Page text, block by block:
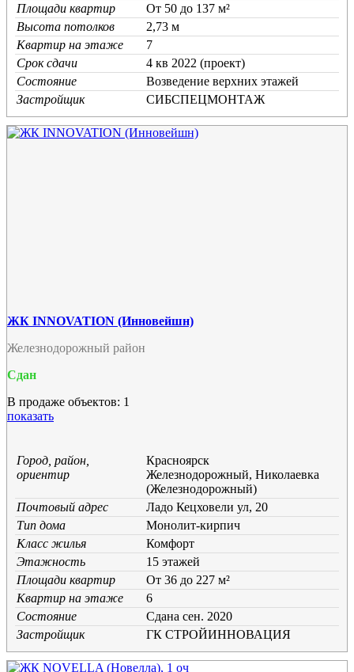
Площади квартир
От 50 до 137 м²
Высота потолков
2,73 м
Квартир на этаже
7
Срок сдачи
4 кв 2022 (проект)
Состояние
Возведение верхних этажей
Застройщик
СИБСПЕЦМОНТАЖ
ЖК INNOVATION (Инновейшн)
Железнодорожный район
Сдан
В продаже объектов: 1
показать
Город, район,
ориентир
Красноярск
Железнодорожный, Николаевка
(Железнодорожный)
Почтовый адрес
Ладо Кецховели ул, 20
Тип дома
Монолит-кирпич
Класс жилья
Комфорт
Этажность
15 этажей
Площади квартир
От 36 до 227 м²
Квартир на этаже
6
Состояние
Cдана сен. 2020
Застройщик
ГК СТРОЙИННОВАЦИЯ